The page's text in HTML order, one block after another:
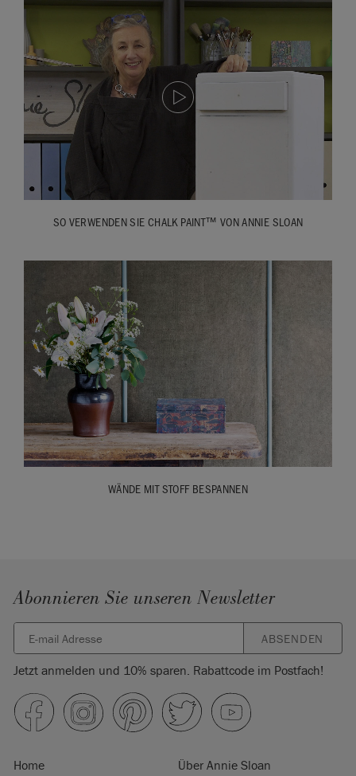
SO VERWENDEN SIE CHALK PAINT™ VON ANNIE SLOAN
WÄNDE MIT STOFF BESPANNEN
Abonnieren Sie unseren Newsletter
ABSENDEN
Jetzt anmelden und 10% sparen. Rabattcode im Postfach!
Home Über Annie Sloan